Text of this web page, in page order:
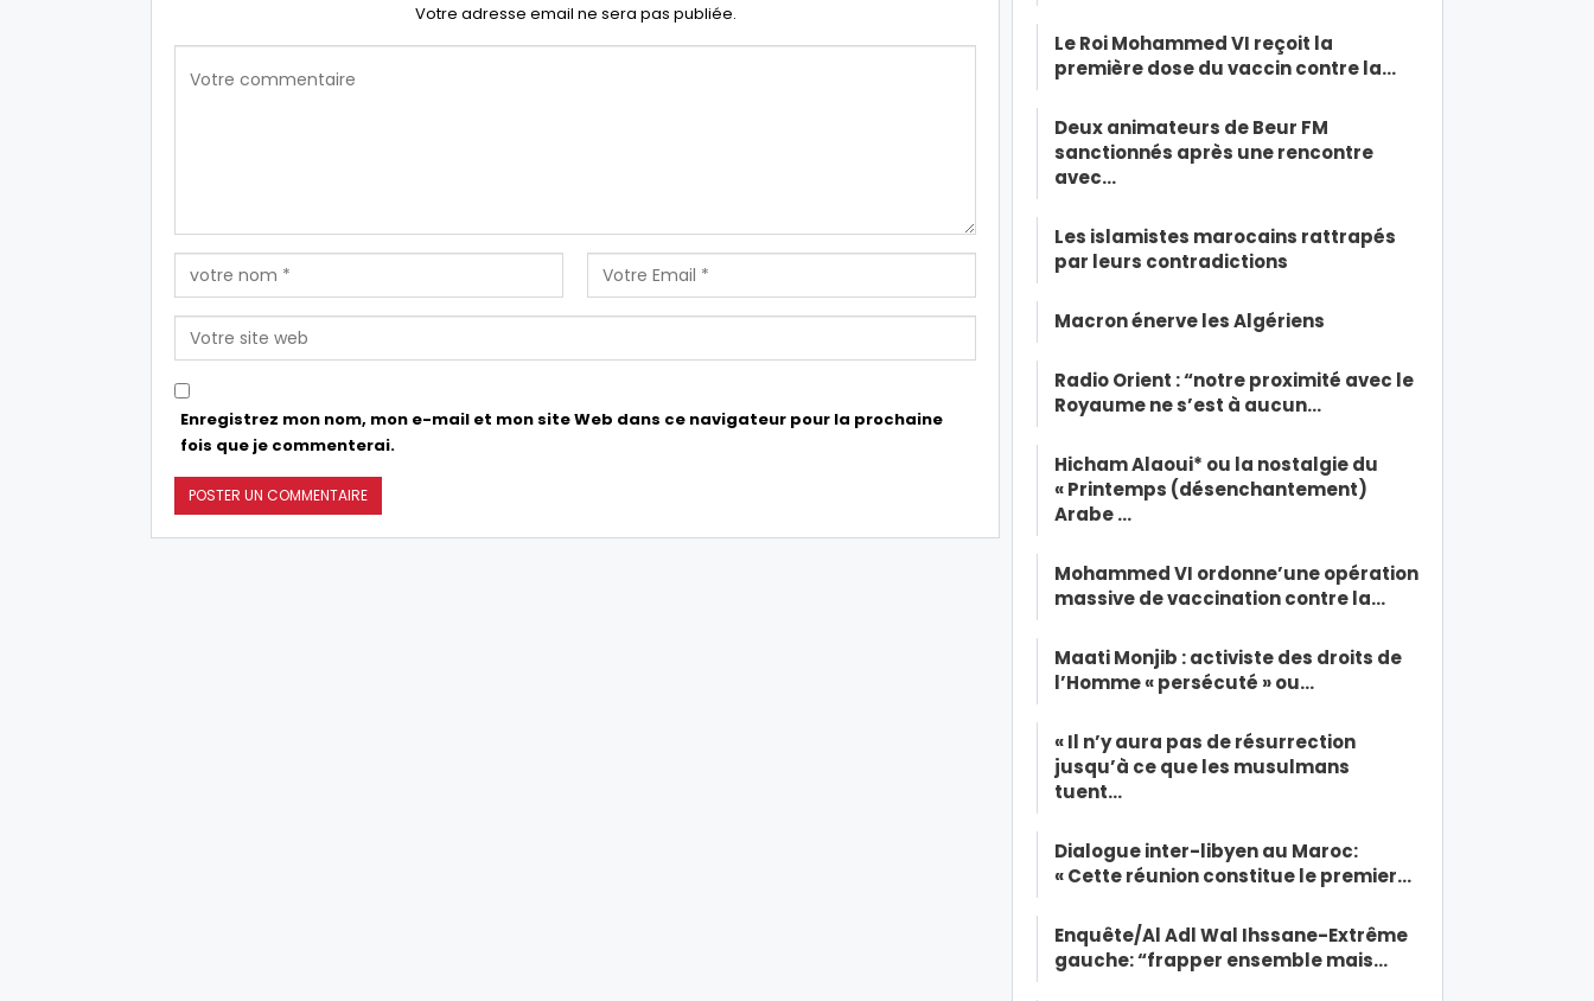
Votre adresse email ne sera pas publiée.
Enregistrez mon nom, mon e-mail et mon site Web dans ce navigateur pour la prochaine
fois que je commenterai.
Le Roi Mohammed VI reçoit la
première dose du vaccin contre la…
Deux animateurs de Beur FM
sanctionnés après une rencontre
avec…
Les islamistes marocains rattrapés
par leurs contradictions
Macron énerve les Algériens
Radio Orient : “notre proximité avec le
Royaume ne s’est à aucun…
Hicham Alaoui* ou la nostalgie du
« Printemps (désenchantement)
Arabe …
Mohammed VI ordonne’une opération
massive de vaccination contre la…
Maati Monjib : activiste des droits de
l’Homme « persécuté » ou…
« Il n’y aura pas de résurrection
jusqu’à ce que les musulmans
tuent…
Dialogue inter-libyen au Maroc:
« Cette réunion constitue le premier…
Enquête/Al Adl Wal Ihssane-Extrême
gauche: “frapper ensemble mais…